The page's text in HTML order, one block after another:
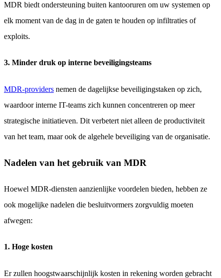
MDR biedt ondersteuning buiten kantooruren om uw systemen op
elk moment van de dag in de gaten te houden op infiltraties of
exploits.
3. Minder druk op interne beveiligingsteams
MDR-providers nemen de dagelijkse beveiligingstaken op zich,
waardoor interne IT-teams zich kunnen concentreren op meer
strategische initiatieven. Dit verbetert niet alleen de productiviteit
van het team, maar ook de algehele beveiliging van de organisatie.
Nadelen van het gebruik van MDR
Hoewel MDR-diensten aanzienlijke voordelen bieden, hebben ze
ook mogelijke nadelen die besluitvormers zorgvuldig moeten
afwegen:
1. Hoge kosten
Er zullen hoogstwaarschijnlijk kosten in rekening worden gebracht